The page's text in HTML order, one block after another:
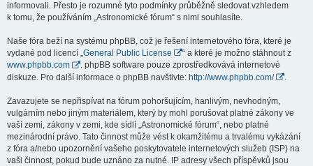
informovali. Přesto je rozumné tyto podmínky průběžně sledovat vzhledem
k tomu, že používáním „Astronomické fórum“ s nimi souhlasíte.
Naše fóra beží na systému phpBB, což je řešení internetového fóra, které je
vydané pod licencí „General Public License
“ a které je možno stáhnout z
www.phpbb.com
. phpBB software pouze zprostředkovává internetové
diskuze. Pro další informace o phpBB navštivte: http://www.phpbb.com/
Zavazujete se nepřispívat na fórum pohoršujícím, hanlivým, nevhodným,
vulgárním nebo jiným materiálem, který by mohl porušovat platné zákony ve
vaší zemi, zákony v zemi, kde sídlí „Astronomické fórum“, nebo platné
mezinárodní právo. Tato činnost může vést k okamžitému a trvalému vykázání
z fóra a/nebo upozornění vašeho poskytovatele internetových služeb (ISP) na
vaši činnost, pokud bude uznáno za nutné. IP adresy všech příspěvků jsou